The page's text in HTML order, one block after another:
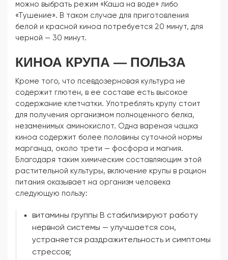
можно выбрать режим «Каша на воде» либо
«Тушение». В таком случае для приготовления
белой и красной киноа потребуется 20 минут, для
черной — 30 минут.
КИНОА КРУПА — ПОЛЬЗА
Кроме того, что псевдозерновая культура не
содержит глютен, в ее составе есть высокое
содержание клетчатки. Употреблять крупу стоит
для получения организмом полноценного белка,
незаменимых аминокислот. Одна вареная чашка
киноа содержит более половины суточной нормы
марганца, около трети — фосфора и магния.
Благодаря таким химическим составляющим этой
растительной культуры, включение крупы в рацион
питания оказывает на организм человека
следующую пользу:
витамины группы В стабилизируют работу
нервной системы — улучшается сон,
устраняется раздражительность и симптомы
стрессов;